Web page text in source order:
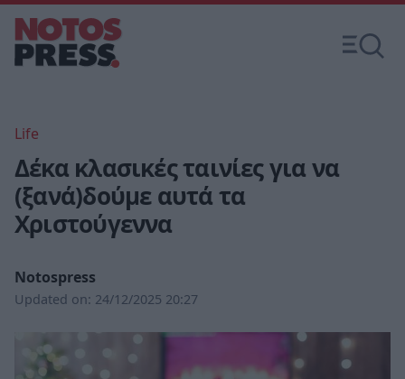
Life
Δέκα κλασικές ταινίες για να
(ξανά)δούμε αυτά τα
Χριστούγεννα
Notospress
Updated on: 24/12/2025 20:27